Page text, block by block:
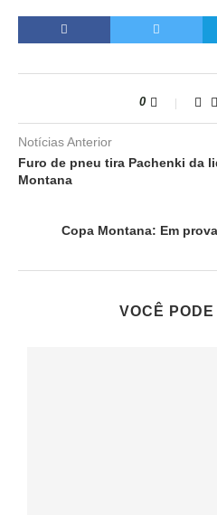
0
Notícias Anterior
Furo de pneu tira Pachenki da
Montana
Copa Montana: Em
VOCÊ PODE